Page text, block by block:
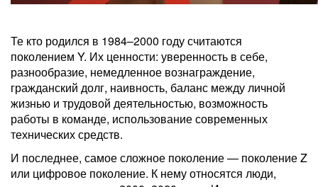
Те кто родился в 1984–2000 году считаются
поколением Y. Их ценности: уверенность в себе,
разнообразие, немедленное вознаграждение,
гражданский долг, наивность, баланс между личной
жизнью и трудовой деятельностью, возможность
работы в команде, использование современных
технических средств.
И последнее, самое сложное поколение — поколение Z
или цифровое поколение. К нему относятся люди,